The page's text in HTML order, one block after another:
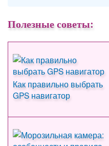
Полезные советы:
Как правильно выбрать
GPS навигатор